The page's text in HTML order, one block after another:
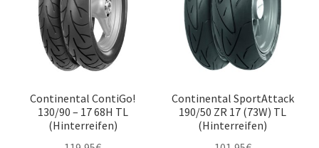
Continental ContiGo!
130/90 – 17 68H TL
(Hinterreifen)
Continental SportAttack
190/50 ZR 17 (73W) TL
(Hinterreifen)